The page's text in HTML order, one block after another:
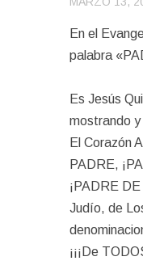
En el
palabra
Es Jesús
mostrando
El Corazón
PADRE,
¡PADRE
Judío, de
¡¡¡De